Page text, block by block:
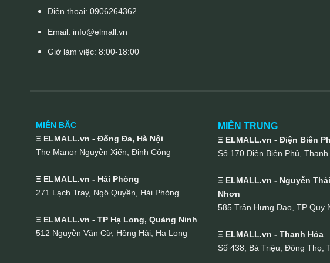
Điện thoại:0906264362
Email: info@elmall.vn
Giờ làm việc: 8:00-18:00
MIỀN BẮC
Ξ ELMALL.vn - Đống Đa, Hà Nội
The Manor Nguyễn Xiển, Định Công
Ξ ELMALL.vn - Hải Phòng
271 Lạch Tray, Ngô Quyền, Hải Phòng
Ξ ELMALL.vn - TP Hạ Long, Quảng Ninh
512 Nguyễn Văn Cừ, Hồng Hải, Hạ Long
MIỀN TRUNG
Ξ ELMALL.vn - Điện Biên
Số 170 Điện Biên Phủ,
Ξ ELMALL.vn - Nguyễn
Nhơn
585 Trần Hưng Đạo, TP Quy
Ξ ELMALL.vn - Thanh Hóa
Số 438, Bà Triệu, Đông Thọ,